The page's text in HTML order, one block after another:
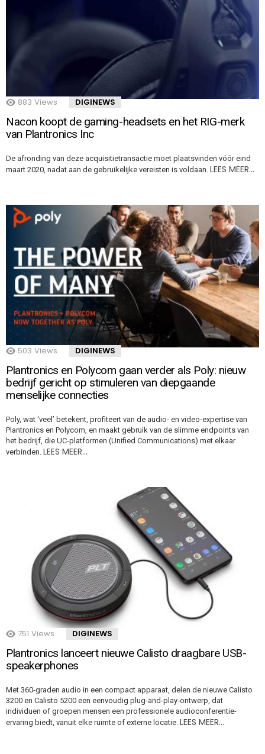
883 Views DIGINEWS
Nacon koopt de gaming-headsets en het RIG-merk
van Plantronics Inc
De afronding van deze acquisitietransactie moet plaatsvinden vóór eind
maart 2020, nadat aan de gebruikelijke vereisten is voldaan. LEES MEER…
503 Views DIGINEWS
Plantronics en Polycom gaan verder als Poly: nieuw
bedrijf gericht op stimuleren van diepgaande
menselijke connecties
Poly, wat ‘veel’ betekent, profiteert van de audio- en video-expertise van
Plantronics en Polycom, en maakt gebruik van de slimme endpoints van
het bedrijf, die UC-platformen (Unified Communications) met elkaar
verbinden. LEES MEER…
751 Views DIGINEWS
Plantronics lanceert nieuwe Calisto draagbare USB-
speakerphones
Met 360-graden audio in een compact apparaat, delen de nieuwe Calisto
3200 en Calisto 5200 een eenvoudig plug-and-play-ontwerp, dat
individuen of groepen mensen een professionele audioconferentie-
ervaring biedt, vanuit elke ruimte of externe locatie. LEES MEER…